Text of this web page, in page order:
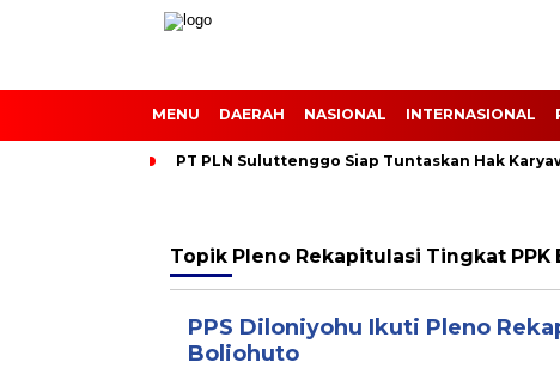
MENU DAERAH NASIONAL INTERNASIONAL
PT PLN Suluttenggo Siap Tuntaskan Hak
Topik Pleno Rekapitulasi Tingkat PPK
PPS Diloniyohu Ikuti Pleno
Boliohuto